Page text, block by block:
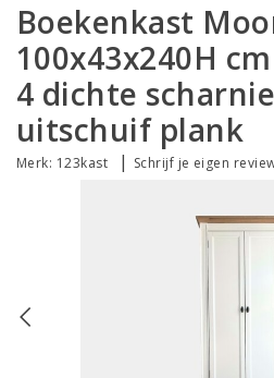
Boekenkast
100x43x240H
4 dichte
uitschuif plank
Merk: 123kast | Schrijf je eigen